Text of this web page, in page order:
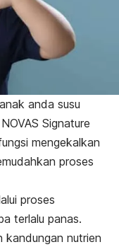
anda susu
Signature
mengekalkan
proses
proses
terlalu panas.
kandungan nutrien